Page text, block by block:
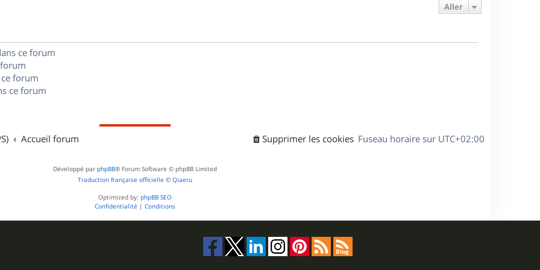
e
Aller
ce forum
forum
ce forum
Accueil forum Fuseau horaire sur UTC+02:00
Supprimer les cookies
Développé par phpBB® Forum Software © phpBB Limited
Traduction française officielle © Qiaeru
Optimized by: phpBB SEO
Confidentialité | Conditions